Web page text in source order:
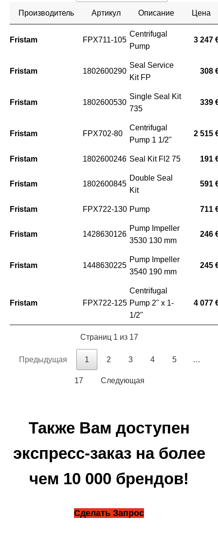
Производитель Артикул Описание Цена
Fristam FPX711-105
Centrifugal
Pump
3 247
Fristam 1802600290
Seal Service
Kit FP
308
Fristam 1802600530
Single Seal Kit
735
339
Fristam FPX702-80
Centrifugal
Pump 1 1/2"
2 515
Fristam 1802600246 Seal Kit Fl2 75 191
Fristam 1802600845
Double Seal
Kit
591
Fristam FPX722-130 Pump 711
Fristam 1428630126
Pump Impeller
3530 130 mm
246
Fristam 1448630225
Pump Impeller
3540 190 mm
245
Fristam FPX722-125
Centrifugal
Pump 2" x 1-
1/2"
4 077
Страниц 1 из 17
Предыдущая 1 2 3 4 5 …
17 Следующая
Также Вам доступен
экспресс-заказ на более
чем 10 000 брендов!
Сделать Запрос